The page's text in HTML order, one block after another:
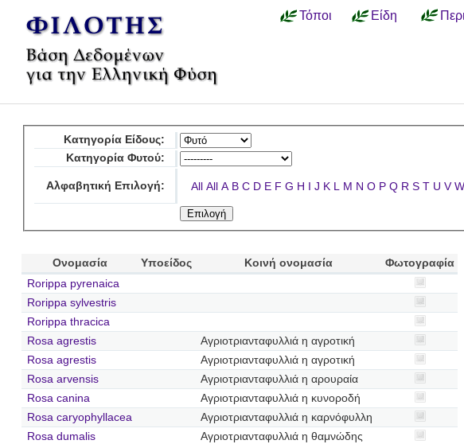
Τόποι Είδη
Κατηγορία Είδους:
Κατηγορία Φυτού:
Αλφαβητική Επιλογή: All All A B C D E F G H I J K L M N O P Q R S T U V W
Ονομασία Υποείδος Κοινή ονομασία
Φωτογραφία
Rorippa pyrenaica
Rorippa sylvestris
Rorippa thracica
Rosa agrestis
Αγριοτριανταφυλλιά η αγροτική
Rosa agrestis
Αγριοτριανταφυλλιά η αγροτική
Rosa arvensis
Αγριοτριανταφυλλιά η αρουραία
Rosa canina
Αγριοτριανταφυλλιά η κυνοροδή
Rosa caryophyllacea
Αγριοτριανταφυλλιά η καρνόφυλλη
Rosa dumalis
Αγριοτριανταφυλλιά η θαμνώδης